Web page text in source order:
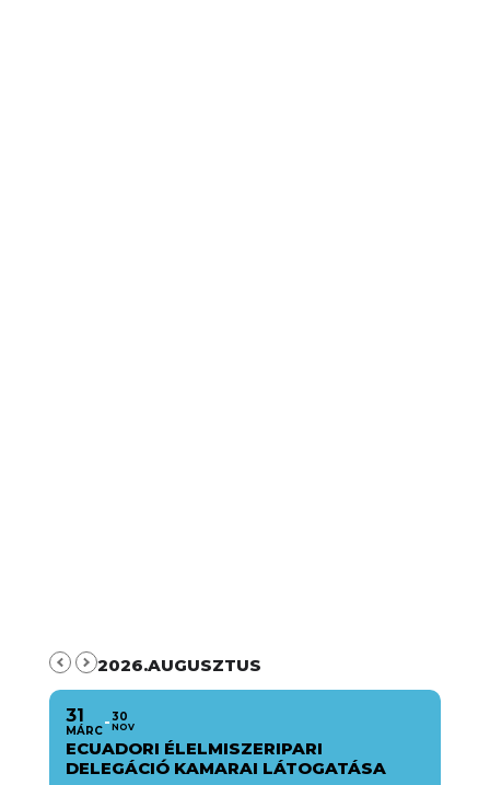
2026.AUGUSZTUS
31
MÁRC
30
NOV
ECUADORI ÉLELMISZERIPARI
DELEGÁCIÓ KAMARAI LÁTOGATÁSA